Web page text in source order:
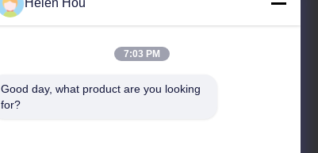
Adres
Helen Hou
7:03 PM
Good day, what product are you looking
for?